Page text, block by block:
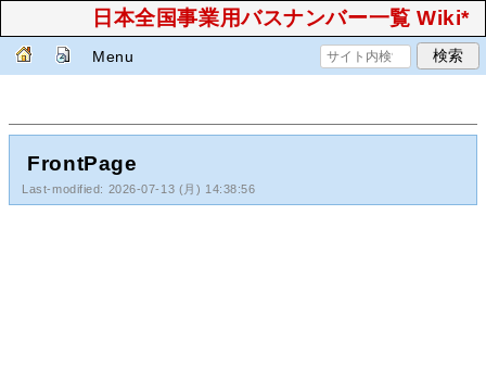
日本全国事業用バスナンバー一覧 Wiki*
Menu
FrontPage
Last-modified: 2026-07-13 (月) 14:38:56